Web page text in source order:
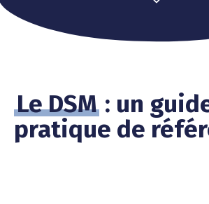
Le DSM : un
pratique de